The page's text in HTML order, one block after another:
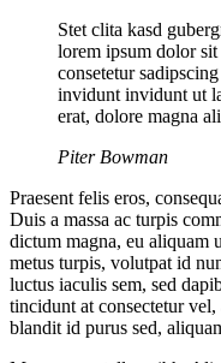
Stet clita kasd
lorem ipsum dolor
consetetur
invidunt invidunt ut
erat, dolore magna
Piter Bowman
Praesent felis eros,
Duis a massa ac turpis
dictum magna, eu aliquam
metus turpis, volutpat id
luctus iaculis sem, sed
tincidunt at consectetur
blandit id purus sed,